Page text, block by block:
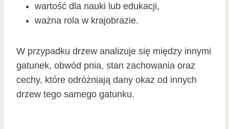
wartość dla nauki lub edukacji,
ważna rola w krajobrazie.
W przypadku drzew analizuje się między innymi
gatunek, obwód pnia, stan zachowania oraz
cechy, które odróżniają dany okaz od innych
drzew tego samego gatunku.